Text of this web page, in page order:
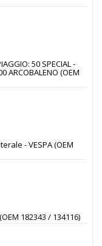
50 SPECIAL -
ARCOBALENO (OEM
- VESPA (OEM
182343 / 134116)